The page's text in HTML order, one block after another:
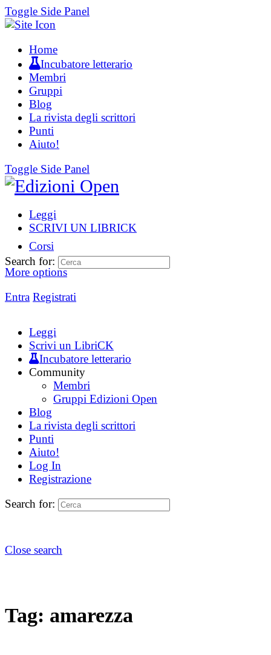
Toggle Side Panel
Home
Incubatore letterario
Membri
Gruppi
Blog
La rivista degli scrittori
Punti
Aiuto!
Toggle Side Panel
Leggi
SCRIVI UN LIBRICK
Corsi
More options
Entra Registrati
Search for:
Leggi
Scrivi un LibriCK
Incubatore letterario
Community
Membri
Gruppi Edizioni Open
Blog
La rivista degli scrittori
Punti
Aiuto!
Log In
Registrazione
Search for:
Close search
Tag: amarezza